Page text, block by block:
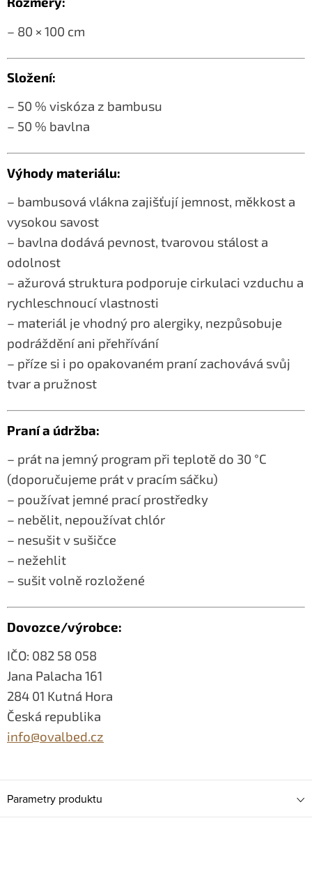
– 80 × 100 cm
Složení:
– 50 % viskóza z bambusu
– 50 % bavlna
Výhody materiálu:
– bambusová vlákna zajišťují jemnost, měkkost a
vysokou savost
– bavlna dodává pevnost, tvarovou stálost a
odolnost
– ažurová struktura podporuje cirkulaci vzduchu a
rychleschnoucí vlastnosti
– materiál je vhodný pro alergiky, nezpůsobuje
podráždění ani přehřívání
– příze si i po opakovaném praní zachovává svůj
tvar a pružnost
Praní a údržba:
– prát na jemný program při teplotě do 30 °C
(doporučujeme prát v pracím sáčku)
– používat jemné prací prostředky
– nebělit, nepoužívat chlór
– nesušit v sušičce
– nežehlit
– sušit volně rozložené
Dovozce/výrobce:
IČO: 082 58 058
Jana Palacha 161
284 01 Kutná Hora
Česká republika
info@ovalbed.cz
Parametry produktu